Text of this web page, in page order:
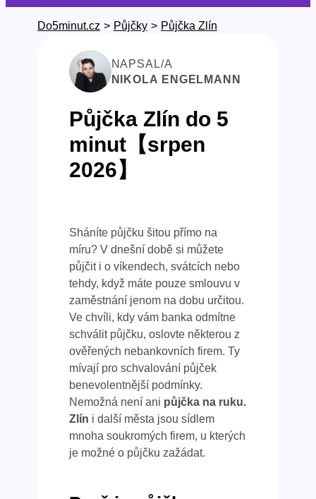
Do5minut.cz > Půjčky > Půjčka Zlín
NAPSAL/A
NIKOLA ENGELMANN
Půjčka Zlín do 5
minut【srpen
2026】
Sháníte půjčku šitou přímo na
míru? V dnešní době si můžete
půjčit i o víkendech, svátcích nebo
tehdy, když máte pouze smlouvu v
zaměstnání jenom na dobu určitou.
Ve chvíli, kdy vám banka odmítne
schválit půjčku, oslovte některou z
ověřených nebankovních firem. Ty
mívají pro schvalování půjček
benevolentnější podmínky.
Nemožná není ani půjčka na ruku.
Zlín i další města jsou sídlem
mnoha soukromých firem, u kterých
je možné o půjčku zažádat.